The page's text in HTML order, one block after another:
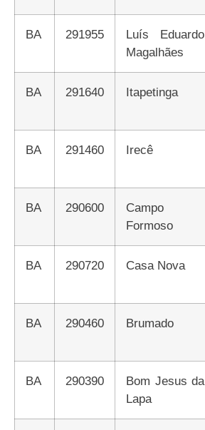
BA 291955
Luís Eduardo
Magalhães
BA 291640 Itapetinga
BA 291460 Irecê
BA 290600
Campo
Formoso
BA 290720 Casa Nova
BA 290460 Brumado
BA 290390
Bom Jesus da
Lapa